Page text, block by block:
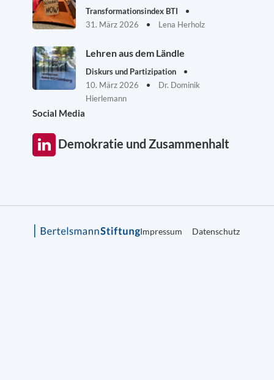
Transformationsindex BTI
31. März 2026
Lena Herholz
Lehren aus dem Ländle
Diskurs und Partizipation
10. März 2026
Dr. Dominik
Hierlemann
Social Media
Demokratie und Zusammenhalt
Impressum Datenschutz